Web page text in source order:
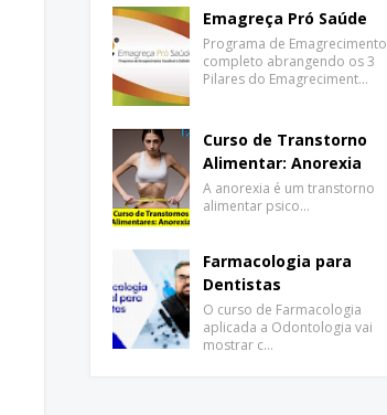
Emagreça Pró Saúde
Programa de Emagrecimento
completo abrangendo os 3
Pilares do Emagreciment…
Curso de Transtorno
Alimentar: Anorexia
A anorexia é um transtorno
alimentar psico…
Farmacologia para
Dentistas
O curso de Farmacologia
aplicada a Odontologia vai
mostrar c…